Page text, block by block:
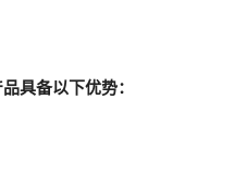
具备以下优势：